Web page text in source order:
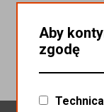
Aby
zgodę